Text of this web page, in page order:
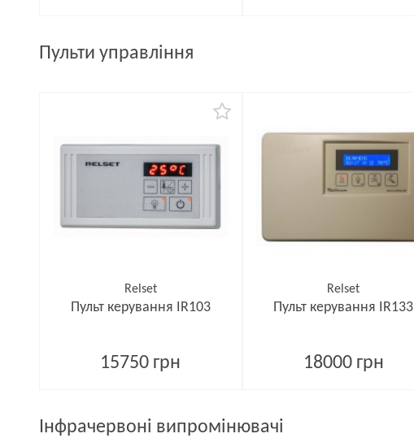
Пульти управління
Relset
Пульт керування IR103
15750 грн
Relset
Пульт керування IR133
18000 грн
Інфрачервоні випромінювачі